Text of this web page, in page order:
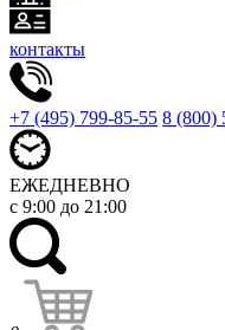
контакты
+7 (495) 799-85-55 8 (800)
ЕЖЕДНЕВНО
с 9:00 до 21:00